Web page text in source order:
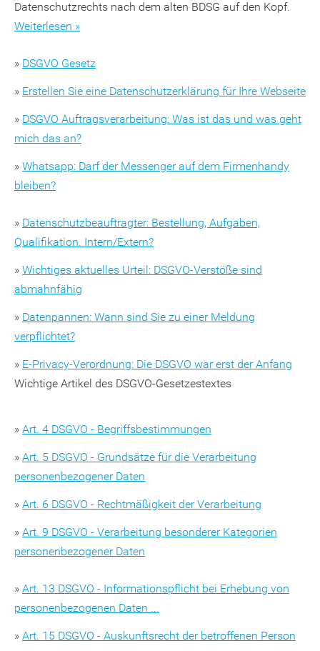
Datenschutzrechts nach dem alten BDSG auf den Kopf.
Weiterlesen »
» DSGVO Gesetz
» Erstellen Sie eine Datenschutzerklärung für Ihre Webseite
» DSGVO Auftragsverarbeitung: Was ist das und was geht
mich das an?
» Whatsapp: Darf der Messenger auf dem Firmenhandy
bleiben?
» Datenschutzbeauftragter: Bestellung, Aufgaben,
Qualifikation. Intern/Extern?
» Wichtiges aktuelles Urteil: DSGVO-Verstöße sind
abmahnfähig
» Datenpannen: Wann sind Sie zu einer Meldung
verpflichtet?
» E-Privacy-Verordnung: Die DSGVO war erst der Anfang
Wichtige Artikel des DSGVO-Gesetzestextes
» Art. 4 DSGVO - Begriffsbestimmungen
» Art. 5 DSGVO - Grundsätze für die Verarbeitung
personenbezogener Daten
» Art. 6 DSGVO - Rechtmäßigkeit der Verarbeitung
» Art. 9 DSGVO - Verarbeitung besonderer Kategorien
personenbezogener Daten
» Art. 13 DSGVO - Informationspflicht bei Erhebung von
personenbezogenen Daten ...
» Art. 15 DSGVO - Auskunftsrecht der betroffenen Person